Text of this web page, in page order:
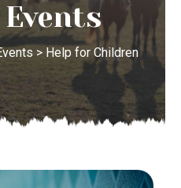
> Help for Children